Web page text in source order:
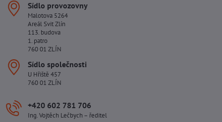
Sídlo provozovny
Malotova 5264
Areál Svit Zlín
113. budova
1. patro
760 01 ZLÍN
Sídlo společnosti
U Hřiště 457
760 01 ZLÍN
+420 602 781 706
Ing. Vojtěch Lečbych – ředitel